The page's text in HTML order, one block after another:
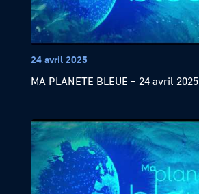
24 avril 2025
MA PLANETE BLEUE – 24 avril 2025